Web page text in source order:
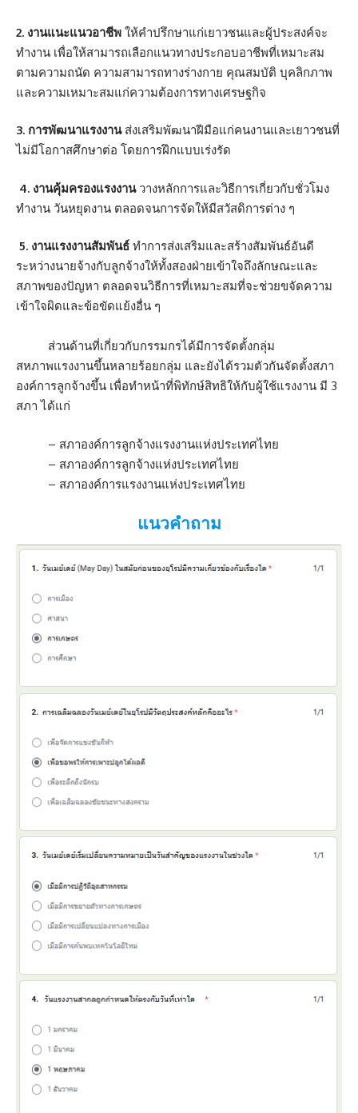
2. งานแนะแนวอาชีพ ให้คำปรึกษาแก่เยาวชนและผู้ประสงค์จะ
ทำงาน เพื่อให้สามารถเลือกแนวทางประกอบอาชีพที่เหมาะสม
ตามความถนัด ความสามารถทางร่างกาย คุณสมบัติ บุคลิกภาพ
และความเหมาะสมแก่ความต้องการทางเศรษฐกิจ
3. การพัฒนาแรงงานส่งเสริมพัฒนาฝีมือแก่คนงานและเยาวชนที่
ไม่มีโอกาสศึกษาต่อ โดยการฝึกแบบเร่งรัด
4. งานคุ้มครองแรงงานวางหลักการและวิธีการเกี่ยวกับชั่วโมง
ทำงาน วันหยุดงาน ตลอดจนการจัดให้มีสวัสดิการต่าง ๆ
5. งานแรงงานสัมพันธ์ ทำการส่งเสริมและสร้างสัมพันธ์อันดี
ระหว่างนายจ้างกับลูกจ้างให้ทั้งสองฝ่ายเข้าใจถึงลักษณะและ
สภาพของปัญหา ตลอดจนวิธีการที่เหมาะสมที่จะช่วยขจัดความ
เข้าใจผิดและข้อขัดแย้งอื่น ๆ
ส่วนด้านที่เกี่ยวกับกรรมกรได้มีการจัดตั้งกลุ่ม
สหภาพแรงงานขึ้นหลายร้อยกลุ่ม และยังได้รวมตัวกันจัดตั้งสภา
องค์การลูกจ้างขึ้น เพื่อทำหน้าที่พิทักษ์สิทธิให้กับผู้ใช้แรงงาน มี 3
สภา ได้แก่
– สภาองค์การลูกจ้างแรงงานแห่งประเทศไทย
– สภาองค์การลูกจ้างแห่งประเทศไทย
– สภาองค์การแรงงานแห่งประเทศไทย
แนวคำถาม